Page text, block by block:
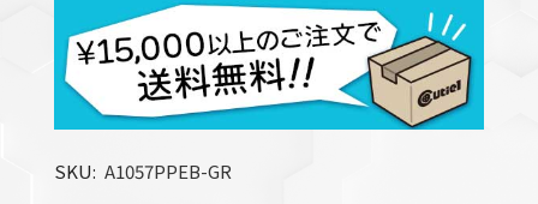
SKU A1057PPEB-GR